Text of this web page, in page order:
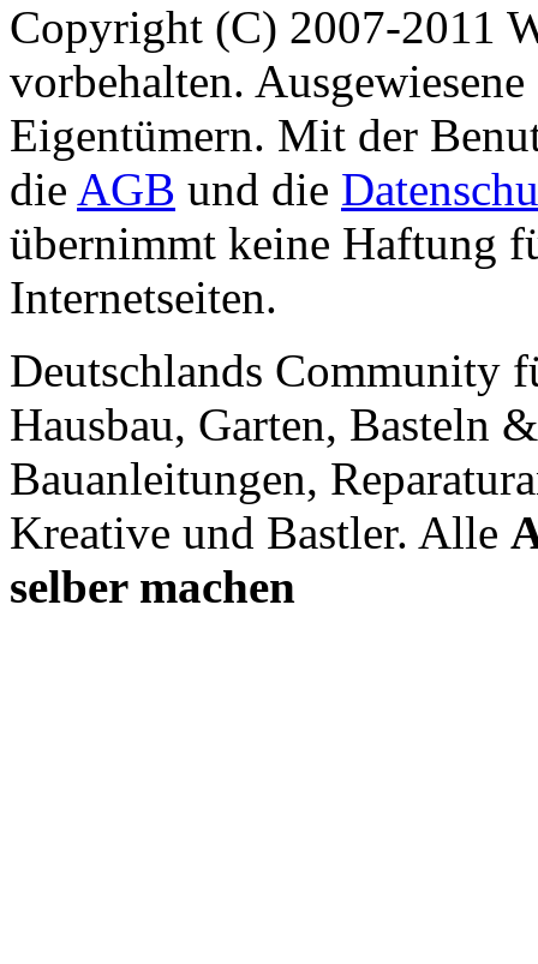
Copyright (C) 2007-2011
vorbehalten.
Eigentümern. Mit der
die AGB und die
übernimmt keine Haftung
Internetseiten.
Deutschlands Community
Hausbau, Garten, Basteln
Bauanleitungen,
Kreative und Bastler. Alle
selber machen